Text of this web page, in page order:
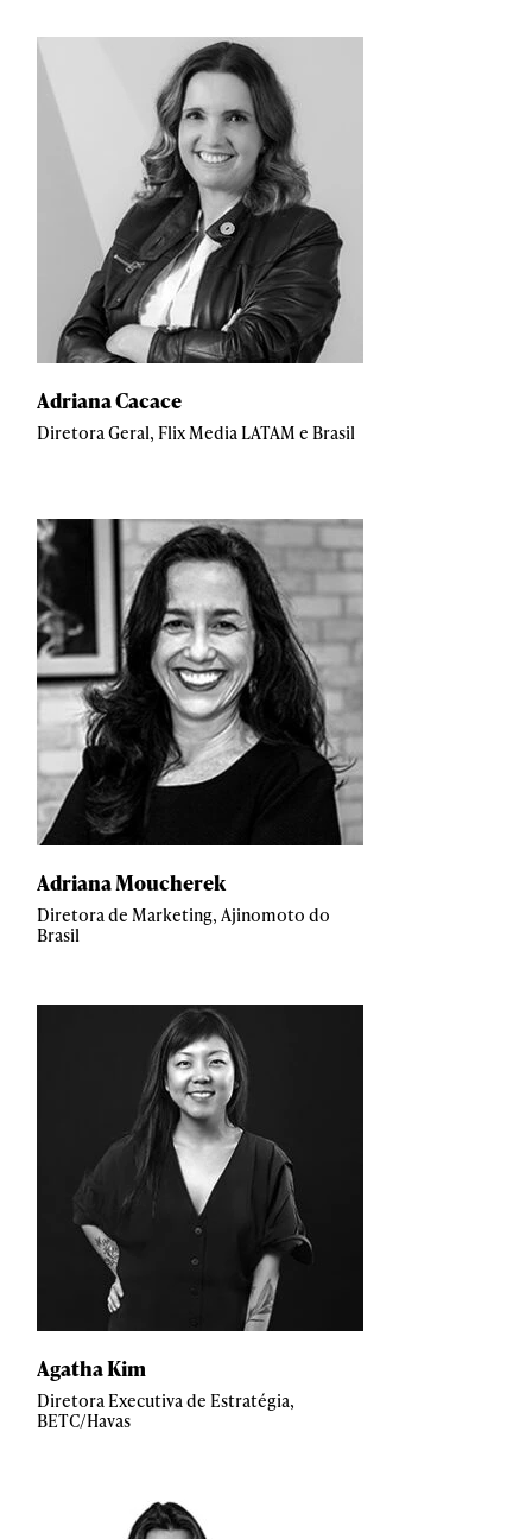
Adriana Cacace
Diretora Geral, Flix Media LATAM e Brasil
Adriana Moucherek
Diretora de Marketing, Ajinomoto do
Brasil
Agatha Kim
Diretora Executiva de Estratégia,
BETC/Havas